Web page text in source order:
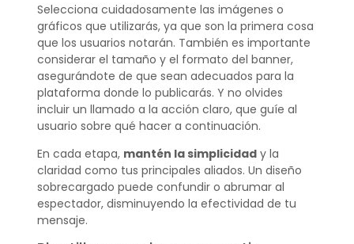
Selecciona cuidadosamente las imágenes o
gráficos que utilizarás, ya que son la primera cosa
que los usuarios notarán. También es importante
considerar el tamaño y el formato del banner,
asegurándote de que sean adecuados para la
plataforma donde lo publicarás. Y no olvides
incluir un llamado a la acción claro, que guíe al
usuario sobre qué hacer a continuación.
En cada etapa, mantén la simplicidady la
claridad como tus principales aliados. Un diseño
sobrecargado puede confundir o abrumar al
espectador, disminuyendo la efectividad de tu
mensaje.